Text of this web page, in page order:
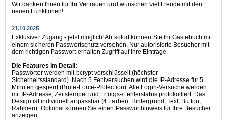
Wir danken Ihnen für Ihr Vertrauen und wünschen viel Freude mit den
neuen Funktionen!
21.10.2025
Exklusiver Zugang - jetzt möglich! Ab sofort können Sie Ihr Gästebuch mit
einem sicheren Passwortschutz versehen. Nur autorisierte Besucher mit
dem richtigen Passwort erhalten Zugriff auf Ihre Einträge.
Die Features im Detail:
Passwörter werden mit bcrypt verschlüsselt (höchster
Sicherheitsstandard). Nach 5 Fehlversuchen wird die IP-Adresse für 5
Minuten gesperrt (Brute-Force-Protection). Alle Login-Versuche werden
mit IP-Adresse, Zeitstempel und Erfolgs-/Fehlerstatus protokolliert. Das
Design ist individuell anpassbar (4 Farben: Hintergrund, Text, Button,
Rahmen). Optional können Sie einen Passworthinweis für Ihre Besucher
anzeigen.